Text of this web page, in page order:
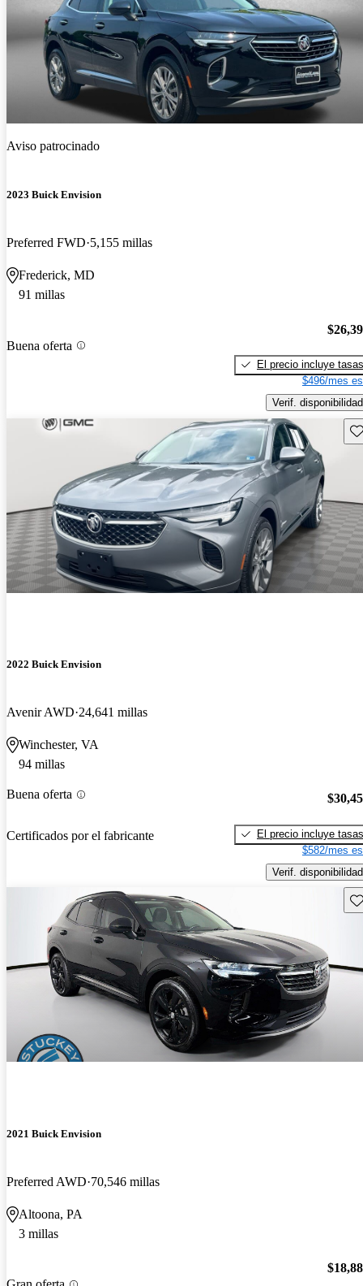
Aviso patrocinado
2023 Buick Envision
Preferred FWD 5,155 millas
Frederick, MD
91 millas
Buena oferta
El precio incluye tasas
$496/mes
Verif. disponibilidad
2022 Buick Envision
Avenir AWD 24,641 millas
Winchester, VA
94 millas
Buena oferta
Certificados por el fabricante
El precio incluye tasas
$582/mes
Verif. disponibilidad
2021 Buick Envision
Preferred AWD 70,546 millas
Altoona, PA
3 millas